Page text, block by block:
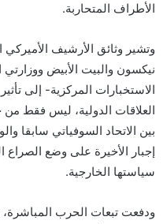
الأطراف المتحاربة.
وتشير وثائق الأرشيف
نيكسون والبيت الأبيض ووزارتي
الاستخبارات المركزية- إلى
العلاقات الدولية، ليس فقط من
بين الاتحاد السوفياتي سابقا
إجبار الأخيرة على وضع الصراع
سياستها الخارجية.
ودفعت تبعات الحرب